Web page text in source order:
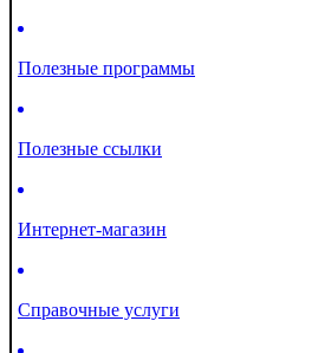
Полезные программы
Полезные ссылки
Интернет-магазин
Справочные услуги